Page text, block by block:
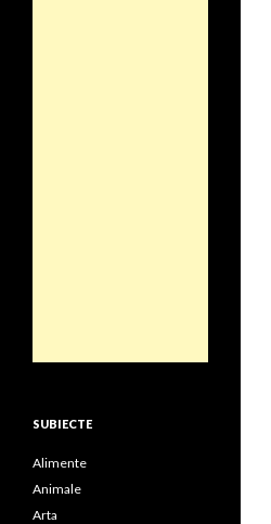
SUBIECTE
Alimente
Animale
Arta